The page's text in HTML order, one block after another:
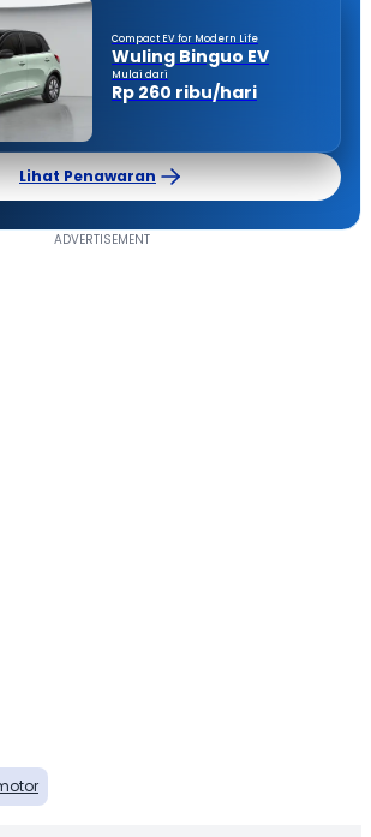
Compact EV for Modern Life
Wuling Binguo EV
Mulai dari
Rp 260 ribu/hari
Lihat Penawaran